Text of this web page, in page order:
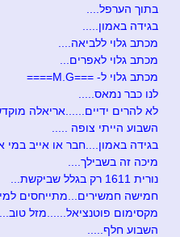
בתוך הערפל....
בגידה באמון.....
מכתב גלוי ללביאה....
מכתב גלוי לאפרים...
מכתב גלוי ל- ===M.G====
לנו כבר נמאס.....
לא להרים ידיים......אריאלה
השבוע הייתי צופה .....
בגידה באמון....חבר או אייב במי
מיכה זה בשבילך....
נורית 1611 רק בגלל שביקשת...
חמישה חמשירים...מתייחסים
מקסימום פוטנציאל......מזל טוב.....
השבוע חלף.....